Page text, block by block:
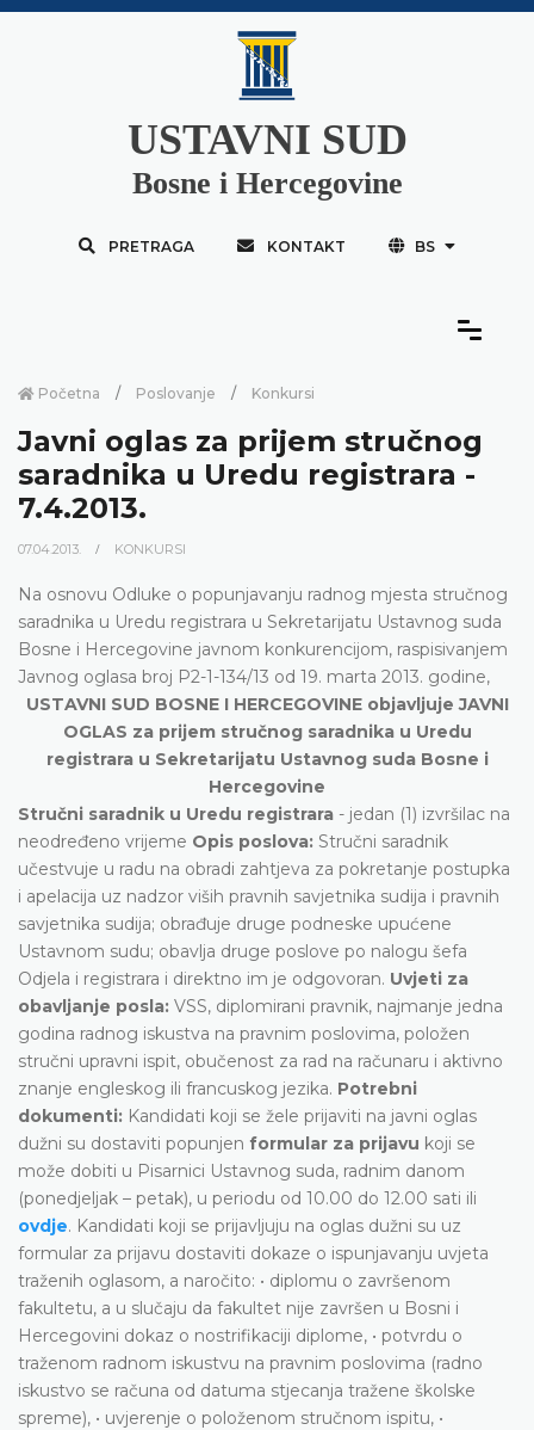
USTAVNI SUD
Bosne i Hercegovine
PRETRAGA KONTAKT BS
Početna Poslovanje Konkursi
Javni oglas za prijem stručnog
saradnika u Uredu registrara -
7.4.2013.
07.04.2013. KONKURSI
Na osnovu Odluke o popunjavanju radnog mjesta stručnog
saradnika u Uredu registrara u Sekretarijatu Ustavnog suda
Bosne i Hercegovine javnom konkurencijom, raspisivanjem
Javnog oglasa broj P2-1-134/13 od 19. marta 2013. godine,
USTAVNI SUD BOSNE I HERCEGOVINE objavljuje JAVNI
OGLAS za prijem stručnog saradnika u Uredu
registrara u Sekretarijatu Ustavnog suda Bosne i
Hercegovine
Stručni saradnik u Uredu registrara - jedan (1) izvršilac na
neodređeno vrijeme Opis poslova: Stručni saradnik
učestvuje u radu na obradi zahtjeva za pokretanje postupka
i apelacija uz nadzor viših pravnih savjetnika sudija i pravnih
savjetnika sudija; obrađuje druge podneske upućene
Ustavnom sudu; obavlja druge poslove po nalogu šefa
Odjela i registrara i direktno im je odgovoran. Uvjeti za
obavljanje posla: VSS, diplomirani pravnik, najmanje jedna
godina radnog iskustva na pravnim poslovima, položen
stručni upravni ispit, obučenost za rad na računaru i aktivno
znanje engleskog ili francuskog jezika. Potrebni
dokumenti: Kandidati koji se žele prijaviti na javni oglas
dužni su dostaviti popunjen formular za prijavu koji se
može dobiti u Pisarnici Ustavnog suda, radnim danom
(ponedjeljak – petak), u periodu od 10.00 do 12.00 sati ili
ovdje. Kandidati koji se prijavljuju na oglas dužni su uz
formular za prijavu dostaviti dokaze o ispunjavanju uvjeta
traženih oglasom, a naročito: • diplomu o završenom
fakultetu, a u slučaju da fakultet nije završen u Bosni i
Hercegovini dokaz o nostrifikaciji diplome, • potvrdu o
traženom radnom iskustvu na pravnim poslovima (radno
iskustvo se računa od datuma stjecanja tražene školske
spreme), • uvjerenje o položenom stručnom ispitu, •